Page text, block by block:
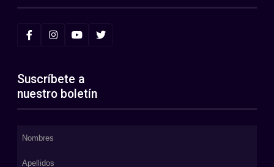
Suscríbete a
nuestro boletín